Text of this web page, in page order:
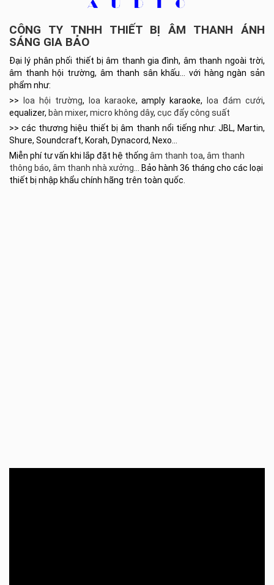
CÔNG TY TNHH THIẾT BỊ ÂM THANH ÁNH
SÁNG GIA BẢO
Đại lý phân phối thiết bị âm thanh gia đình, âm thanh ngoài trời,
âm thanh hội trường, âm thanh sân khấu… với hàng ngàn sản
phẩm như:
>>
loa hội trường, loa karaoke, amply karaoke, loa đám cưới,
equalizer, bàn mixer, micro không dây, cục đẩy công suất
>> các thương hiệu thiết bị âm thanh nổi tiếng như: JBL, Martin,
Shure, Soundcraft, Korah, Dynacord, Nexo…
Miễn phí tư vấn khi lắp đặt hệ thống âm thanh toa, âm thanh
thông báo, âm thanh nhà xưởng … Bảo hành 36 tháng cho các loại
thiết bị nhập khẩu chính hãng trên toàn quốc.